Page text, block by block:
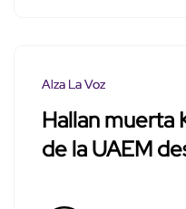
Alza La Voz
Hallan muerta
de la UAEM